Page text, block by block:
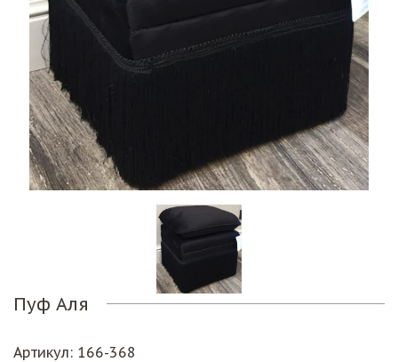
Пуф Аля
Артикул: 166-368